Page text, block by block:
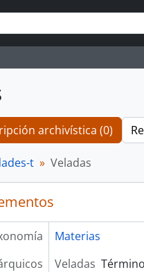
archivística (0)
t Veladas
Materias
Veladas